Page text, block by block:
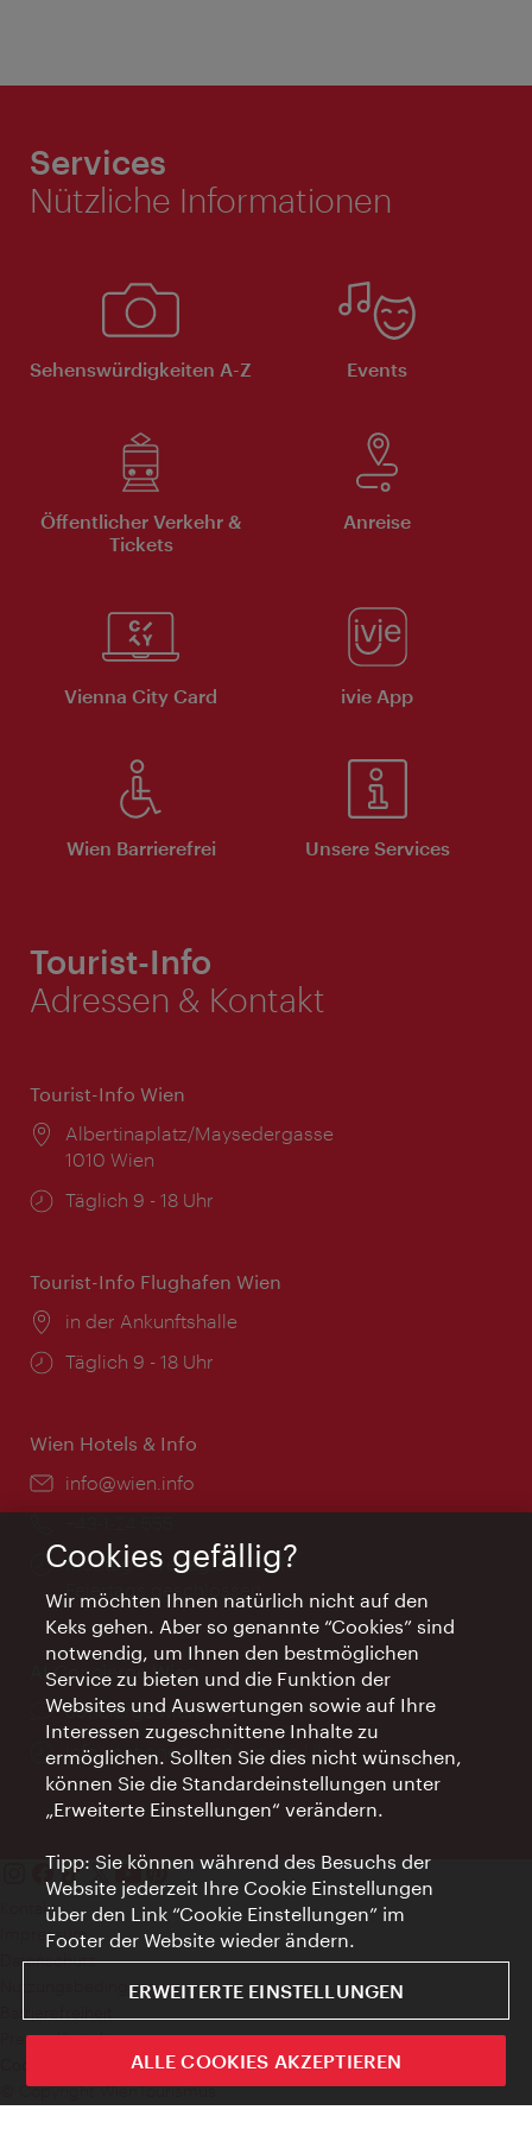
Services
Nützliche Informationen
Sehenswürdigkeiten A-Z Events
Öffentlicher Verkehr &
Tickets
Anreise
Vienna City Card ivie App
Wien Barrierefrei Unsere Services
Tourist-Info
Adressen & Kontakt
Tourist-Info Wien
Ort:
Albertinaplatz/Maysedergasse
1010 Wien
Öffnungszeiten:
Täglich 9 - 18 Uhr
Tourist-Info Flughafen Wien
Ort:
in der Ankunftshalle
Öffnungszeiten:
Täglich 9 - 18 Uhr
Wien Hotels & Info
Email:
info@wien.info
Öffnungszeiten:
Montag - Freitag 9 – 17 Uhr
Feiertags geschlossen
AI Concierge Wien
Ort:
concierge.wien.info
Öffnungszeiten:
Informationen rund um die Uhr
Kontakt
Impressum
Datenschutz
Nutzungsbedingungen
Presse-Kontakt
Cookie Einstellungen
© Copyright WienTourismus
Cookies gefällig?
Wir möchten Ihnen natürlich nicht auf den
Keks gehen. Aber so genannte “Cookies” sind
notwendig, um Ihnen den bestmöglichen
Service zu bieten und die Funktion der
Websites und Auswertungen sowie auf Ihre
Interessen zugeschnittene Inhalte zu
ermöglichen. Sollten Sie dies nicht wünschen,
können Sie die Standardeinstellungen unter
„Erweiterte Einstellungen“ verändern.
Tipp: Sie können während des Besuchs der
Website jederzeit Ihre Cookie Einstellungen
über den Link “Cookie Einstellungen” im
Footer der Website wieder ändern.
ERWEITERTE EINSTELLUNGEN
ALLE COOKIES AKZEPTIEREN